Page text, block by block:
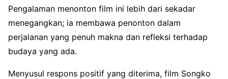
Pengalaman menonton film ini lebih dari sekadar
menegangkan; ia membawa penonton dalam
perjalanan yang penuh makna dan refleksi terhadap
budaya yang ada.
Menyusul respons positif yang diterima, film Songko